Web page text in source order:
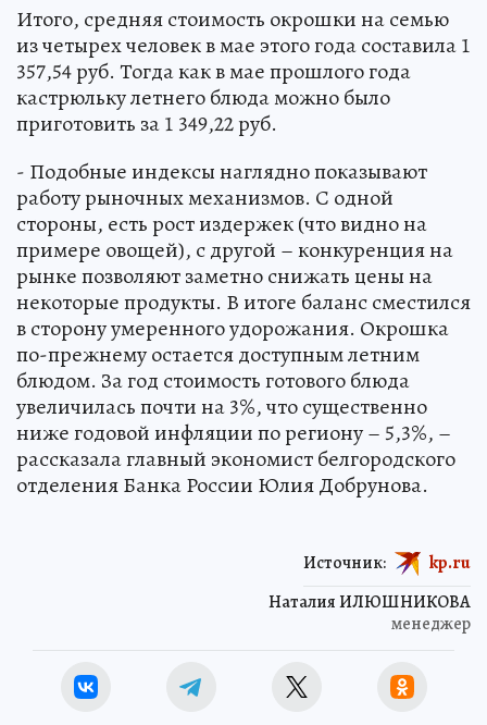
Итого, средняя стоимость окрошки на семью
из четырех человек в мае этого года составила 1
357,54 руб. Тогда как в мае прошлого года
кастрюльку летнего блюда можно было
приготовить за 1 349,22 руб.
- Подобные индексы наглядно показывают
работу рыночных механизмов. С одной
стороны, есть рост издержек (что видно на
примере овощей), с другой – конкуренция на
рынке позволяют заметно снижать цены на
некоторые продукты. В итоге баланс сместился
в сторону умеренного удорожания. Окрошка
по-прежнему остается доступным летним
блюдом. За год стоимость готового блюда
увеличилась почти на 3%, что существенно
ниже годовой инфляции по региону – 5,3%, –
рассказала главный экономист белгородского
отделения Банка России Юлия Добрунова.
Наталия ИЛЮШНИКОВА
менеджер
Источник: kp.ru